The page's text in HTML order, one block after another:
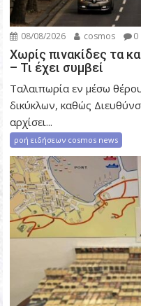
08/08/2026 cosmos 0
Χωρίς πινακίδες τα
– Τι έχει συμβεί
Ταλαιπωρία εν μέσω
δικύκλων, καθώς
αρχίσει...
ροή ειδήσεων cosmos news